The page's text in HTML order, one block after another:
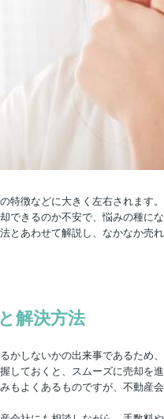
特徴などに大きく左右されます。
できるのか不安で、悩みの種に
とあわせて解説し、なかなか売
解決方法
かしないかの出来事であるため
しておくと、スムーズに売却を進
もよくあるものですが、不動